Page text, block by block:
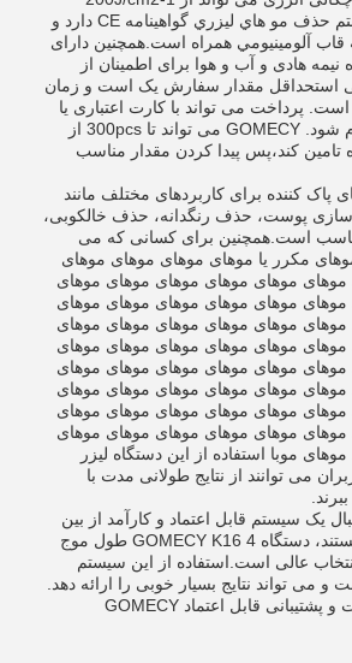
تنظیم شود. اين سيستم حذف مو هاي ليزري گواهينامه CE دارد و
قاب آلومينيومي همراه است.همچنین دارای
هادی و آب و هوا برای اطمینان از
استحداقل مقدار سفارش یک است و زمان
پرداخت می تواند با کارت اعتباری یا
انتقال بانکی TT انجام شود. GOMECY می تواند تا 300pcs از
تامین کند،پس پیدا کردن مقدار مناسب
پاک کننده برای کاربردهای مختلف مانند
سازی پوست، حذف رنگدانه، حذف خالکوبی،
است.همچنین برای کسانی که می
موهای مکرر یا موهای موهای موهای موهای
موهای موهای موهای موهای موهای
موهای موهای موهای موهای موهای
موهای موهای موهای موهای موهای
موهای موهای موهای موهای موهای
موهای موهای موهای موهای موهای
موهای موهای موهای موهای موهای
موهای موهای موهای موهای موهای
موهای موهای موهای موهای موهای
موبا استفاده از این دستگاه لیزر
می توانند از نتایج طولانی مدت با
یک سیستم قابل اعتماد و کارآمد از بین
بردن موهای لیزری هستند، دستگاه GOMECY K16 4 طول موج
عالی است.استفاده از اين سيستم
می تواند نتایج بسیار خوبی را ارائه دهد.
همچنین توسط خدمات و پشتیبانی قابل اعتماد GOMECY